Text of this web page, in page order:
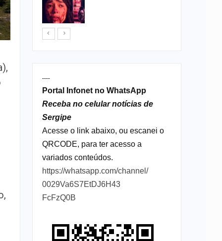
em…
----
Portal Infonet no WhatsApp
Receba no celular notícias de
Sergipe
Acesse o link abaixo, ou escanei o
QRCODE, para ter acesso a
variados conteúdos.
https://whatsapp.com/channel/
0029Va6S7EtDJ6H43
FcFzQ0B